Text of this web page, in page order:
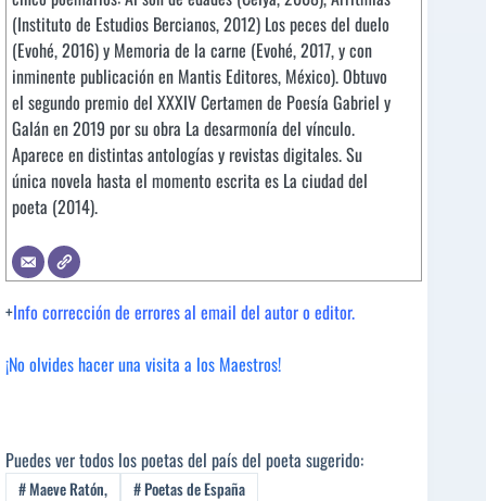
(Instituto de Estudios Bercianos, 2012) Los peces del duelo
(Evohé, 2016) y Memoria de la carne (Evohé, 2017, y con
inminente publicación en Mantis Editores, México). Obtuvo
el segundo premio del XXXIV Certamen de Poesía Gabriel y
Galán en 2019 por su obra La desarmonía del vínculo.
Aparece en distintas antologías y revistas digitales. Su
única novela hasta el momento escrita es La ciudad del
poeta (2014).
+Info corrección de errores al email del autor o editor.
¡No olvides hacer una visita a los Maestros!
Puedes ver todos los poetas del país del poeta sugerido:
#Maeve Ratón, #Poetas de España